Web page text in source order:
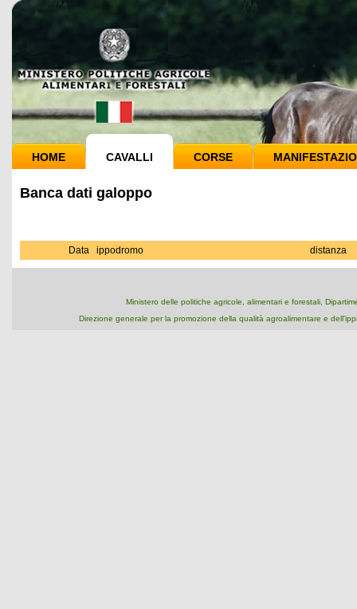
HOME CAVALLI CORSE
Banca dati galoppo
Data ippodromo distanza
Ministero delle politiche agricole, alimentari e forestali,
Direzione generale per la promozione della qualità agroalimentare e